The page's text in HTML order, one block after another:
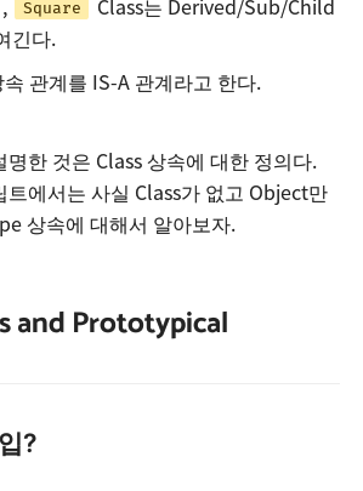
Square
긴다.
관계를 IS-A 관계라고 한다.
한 것은 Class 상속에 대한 정의다.
에서는 사실 Class가 없고 Object만
상속에 대해서 알아보자.
and Prototypical
?